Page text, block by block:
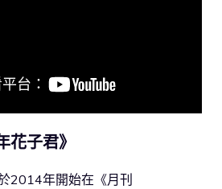
花子君》
2014年開始在《月刊